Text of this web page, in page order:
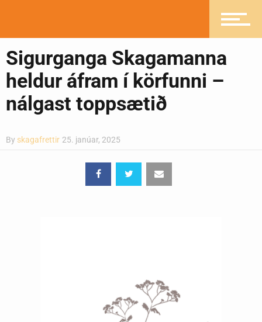
Ljósmyndasafn
Sigurganga Skagamanna
heldur áfram í körfunni –
nálgast toppsætið
By skagafrettir 25. janúar, 2025